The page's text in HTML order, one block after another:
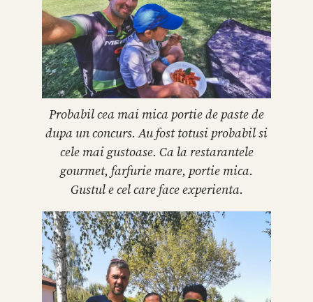
Probabil cea mai mica portie de paste de
dupa un concurs. Au fost totusi probabil si
cele mai gustoase. Ca la restarantele
gourmet, farfurie mare, portie mica.
Gustul e cel care face experienta.